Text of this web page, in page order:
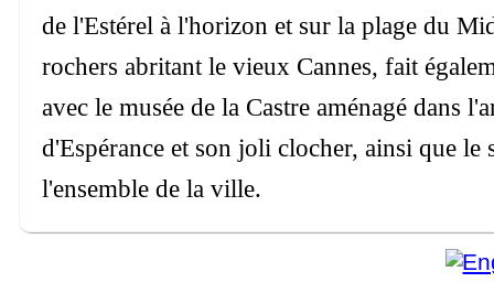
de l'Estérel à l'horizon et sur la plage du
rochers abritant le vieux Cannes, fait
avec le musée de la Castre aménagé dans
d'Espérance et son joli clocher, ainsi que
l'ensemble de la ville.